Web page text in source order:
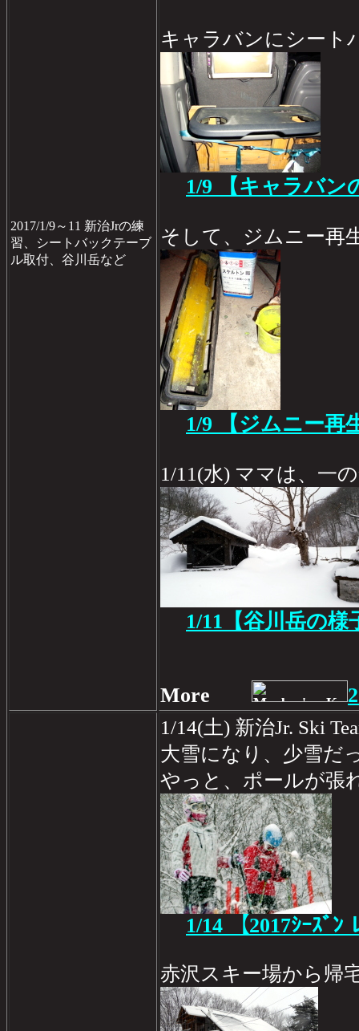
2017/1/9～11 新治Jrの練
習、シートバックテーブ
ル取付、谷川岳など
キャラバンにシート
1/9 【キャラバン
そして、ジムニー再
1/9 【ジムニー再
1/11(水) ママは、一
1/11 【谷川岳の様
More
1/14(土) 新治Jr. Ski
大雪になり、少雪だ
やっと、ポールが張
1/14 【2017ｼｰｽﾞﾝ
赤沢スキー場から帰